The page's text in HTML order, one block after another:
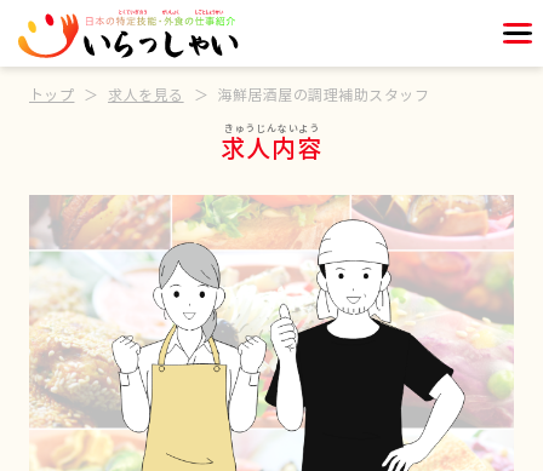
トップ 求人を見る 海鮮居酒屋の調理補助スタッフ
求人内容